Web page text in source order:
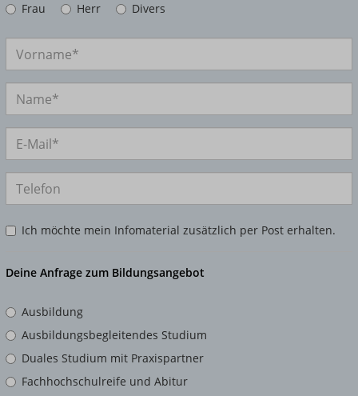
Frau
Herr Divers
Ich möchte mein Infomaterial zusätzlich per Post erhalten.
Deine Anfrage zum Bildungsangebot
Ausbildung
Ausbildungsbegleitendes Studium
Duales Studium mit Praxispartner
Fachhochschulreife und Abitur